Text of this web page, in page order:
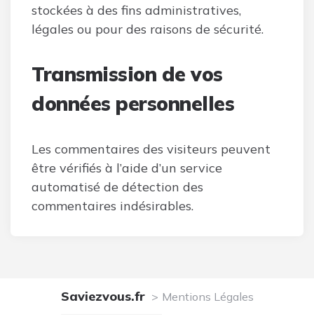
stockées à des fins administratives,
légales ou pour des raisons de sécurité.
Transmission de vos
données personnelles
Les commentaires des visiteurs peuvent
être vérifiés à l’aide d’un service
automatisé de détection des
commentaires indésirables.
Saviezvous.fr Mentions Légales